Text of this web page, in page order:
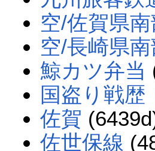
空/佐賀県南
空/長崎県南
鯨カツ弁当
国盗り戦歴
佐賀
佐世保線